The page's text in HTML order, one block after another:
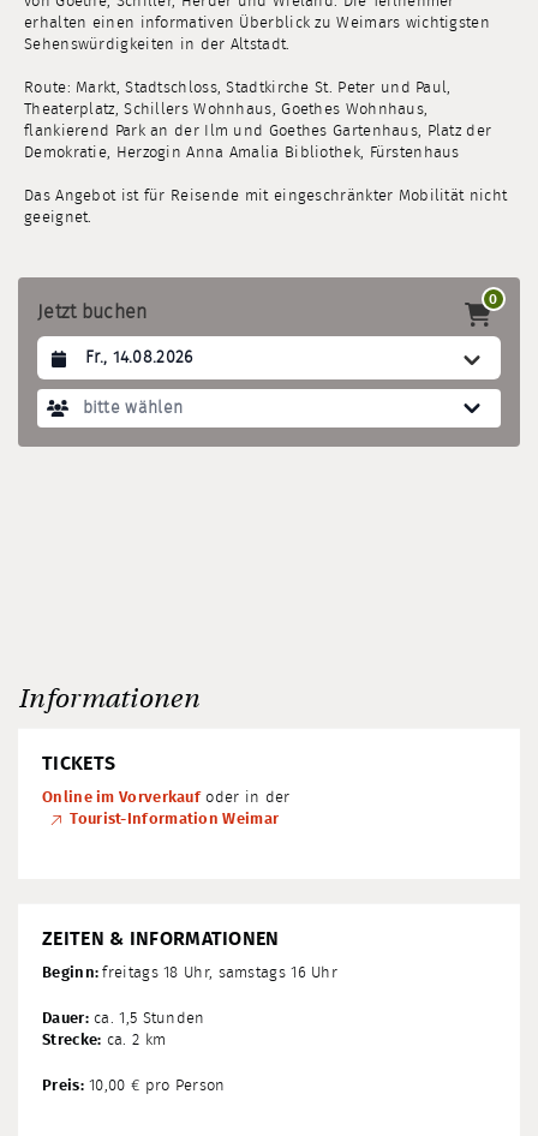
erhalten einen informativen Überblick zu Weimars wichtigsten
Sehenswürdigkeiten in der Altstadt.
Route: Markt, Stadtschloss, Stadtkirche St. Peter und Paul,
Theaterplatz, Schillers Wohnhaus, Goethes Wohnhaus,
flankierend Park an der Ilm und Goethes Gartenhaus, Platz der
Demokratie, Herzogin Anna Amalia Bibliothek, Fürstenhaus
Das Angebot ist für Reisende mit eingeschränkter Mobilität nicht
geeignet.
Jetzt buchen
0
Datum auswählen
bitte wählen
Informationen
TICKETS
Online im Vorverkauf oder in der
Tourist-Information Weimar
ZEITEN & INFORMATIONEN
Beginn:freitags 18 Uhr, samstags 16 Uhr
Dauer:ca. 1,5 Stunden
Strecke: ca. 2 km
Preis:10,00 € pro Person